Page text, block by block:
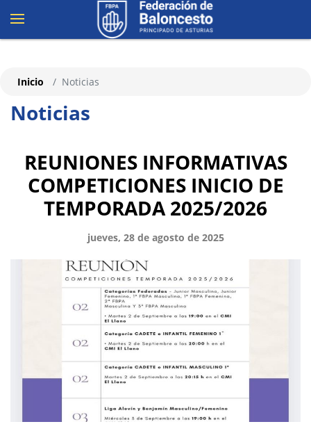
Noticias
Inicio Noticias
REUNIONES INFORMATIVAS
COMPETICIONES INICIO DE
TEMPORADA 2025/2026
jueves, 28 de agosto de 2025